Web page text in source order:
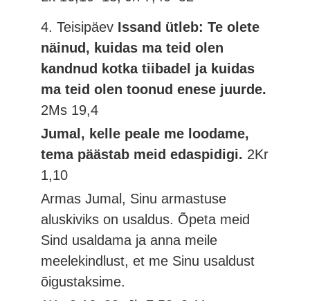
4. Teisipäev Issand ütleb: Te olete
näinud, kuidas ma teid olen
kandnud kotka tiibadel ja kuidas
ma teid olen toonud enese juurde.
2Ms 19,4
Jumal, kelle peale me loodame,
tema päästab meid edaspidigi. 2Kr
1,10
Armas Jumal, Sinu armastuse
aluskiviks on usaldus. Õpeta meid
Sind usaldama ja anna meile
meelekindlust, et me Sinu usaldust
õigustaksime.